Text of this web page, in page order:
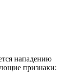
нападению
признаки: